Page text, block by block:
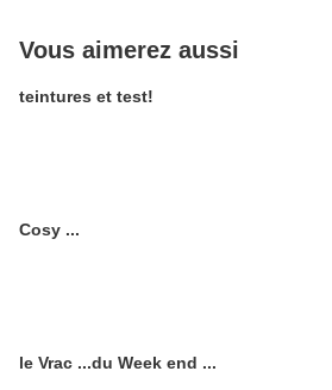
Vous aimerez aussi
teintures et test!
Cosy ...
le Vrac ...du Week end ...